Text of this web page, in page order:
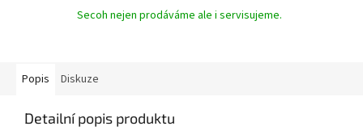
Secoh nejen prodáváme ale i servisujeme.
Popis Diskuze
Detailní popis produktu